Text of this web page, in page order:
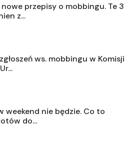
nowe przepisy o mobbingu. Te 3
z...
ws. mobbingu w Komisji
weekend nie będzie. Co to
do...